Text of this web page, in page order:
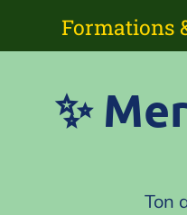
Formations
✨
Ton